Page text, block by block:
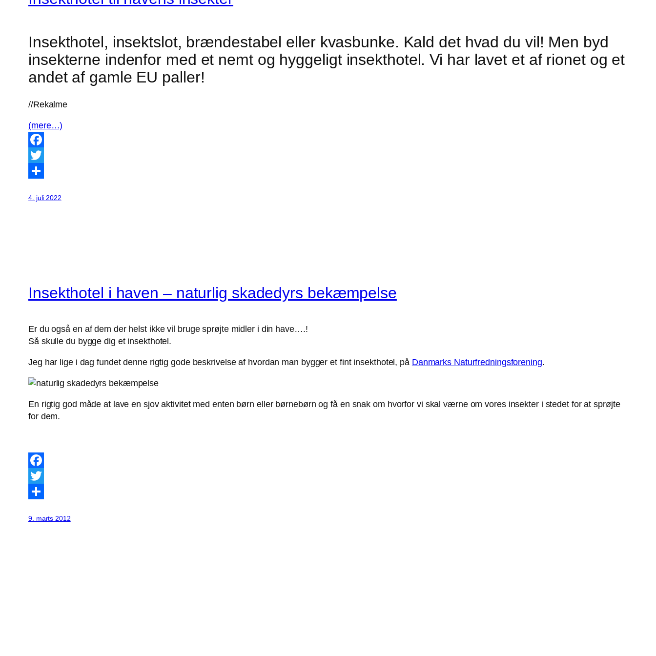
Insekthotel, insektslot, brændestabel eller kvasbunke. Kald det hvad du vil! Men byd
insekterne indenfor med et nemt og hyggeligt insekthotel. Vi har lavet et af rionet og et
andet af gamle EU paller!
//Rekalme
(mere…)
Facebook
Twitter
4. juli 2022
Insekthotel i haven – naturlig skadedyrs bekæmpelse
Er du også en af dem der helst ikke vil bruge sprøjte midler i din have….!
Så skulle du bygge dig et insekthotel.
Jeg har lige i dag fundet denne rigtig gode beskrivelse af hvordan man bygger et fint insekthotel, på Danmarks Naturfredningsforening.
En rigtig god måde at lave en sjov aktivitet med enten børn eller børnebørn og få en snak om hvorfor vi skal værne om vores insekter i stedet for at sprøjte
for dem.
Facebook
Twitter
9. marts 2012